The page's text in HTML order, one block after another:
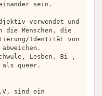
sein.
verwendet und
die Menschen, die
Identität von
Lesben, Bi-,
queer.
sind ein